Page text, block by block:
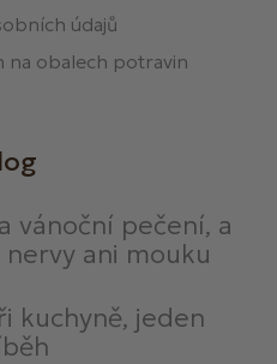
údajů
na obalech potravin
vánoční pečení, a
ani mouku
kuchyně, jeden